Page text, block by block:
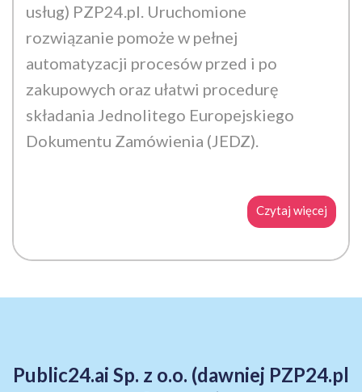
usług) PZP24.pl. Uruchomione
rozwiązanie pomoże w pełnej
automatyzacji procesów przed i po
zakupowych oraz ułatwi procedurę
składania Jednolitego Europejskiego
Dokumentu Zamówienia (JEDZ).
Czytaj więcej
Public24.ai Sp. z o.o. (dawniej PZP24.pl